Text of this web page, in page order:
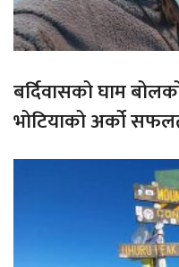
बर्दिवासको घाम
भोटियाको अर्को